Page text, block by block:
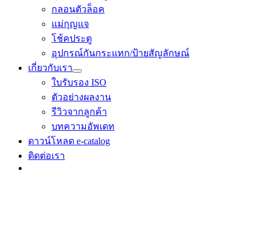
กลอนตัวล็อค
แม่กุญแจ
โช้คประตู
อุปกรณ์​กันกระแทก/ป้ายสัญลักษณ์
เกี่ยวกับเรา
ใบรับรอง ISO
ตัวอย่างผลงาน
รีวิวจากลูกค้า
บทความอัพเดท
ดาวน์โหลด e-catalog
ติดต่อเรา